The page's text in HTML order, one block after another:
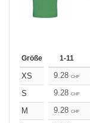
Größe 1-11
XS 9.28 CHF
S
9.28 CHF
M
9.28 CHF